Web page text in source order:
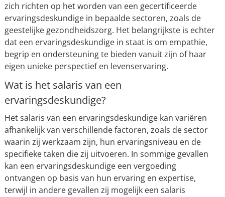
zich richten op het worden van een gecertificeerde
ervaringsdeskundige in bepaalde sectoren, zoals de
geestelijke gezondheidszorg. Het belangrijkste is echter
dat een ervaringsdeskundige in staat is om empathie,
begrip en ondersteuning te bieden vanuit zijn of haar
eigen unieke perspectief en levenservaring.
Wat is het salaris van een
ervaringsdeskundige?
Het salaris van een ervaringsdeskundige kan variëren
afhankelijk van verschillende factoren, zoals de sector
waarin zij werkzaam zijn, hun ervaringsniveau en de
specifieke taken die zij uitvoeren. In sommige gevallen
kan een ervaringsdeskundige een vergoeding
ontvangen op basis van hun ervaring en expertise,
terwijl in andere gevallen zij mogelijk een salaris